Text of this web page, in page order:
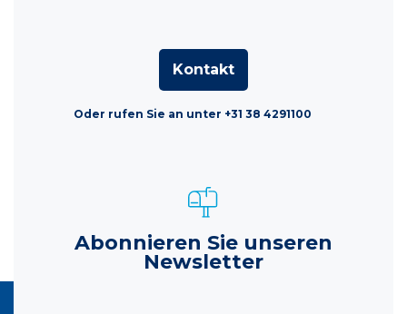
Kontakt
Oder rufen Sie an unter +31 38 4291100
Abonnieren Sie unseren
Newsletter